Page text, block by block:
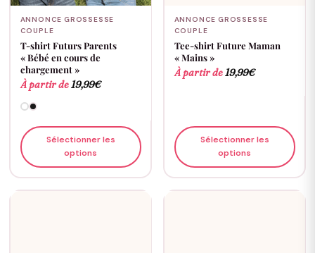
ANNONCE GROSSESSE
COUPLE
T-shirt Futurs Parents
« Bébé en cours de
chargement »
À partir de19,99€
Sélectionner les
options
ANNONCE GROSSESSE
COUPLE
Tee-shirt Future Maman
« Mains »
À partir de19,99€
Sélectionner les
options